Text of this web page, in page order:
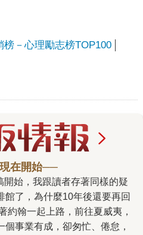
榜－心理勵志榜TOP100
在開始──
館了，為什麼10年後還要再回
事業有成，卻匆忙、倦怠，